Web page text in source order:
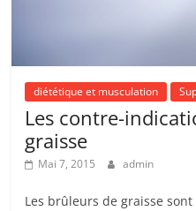
diététique et musculation
Les contre-
graisse
Mai 7, 2015 admin
Les brûleurs de graisse